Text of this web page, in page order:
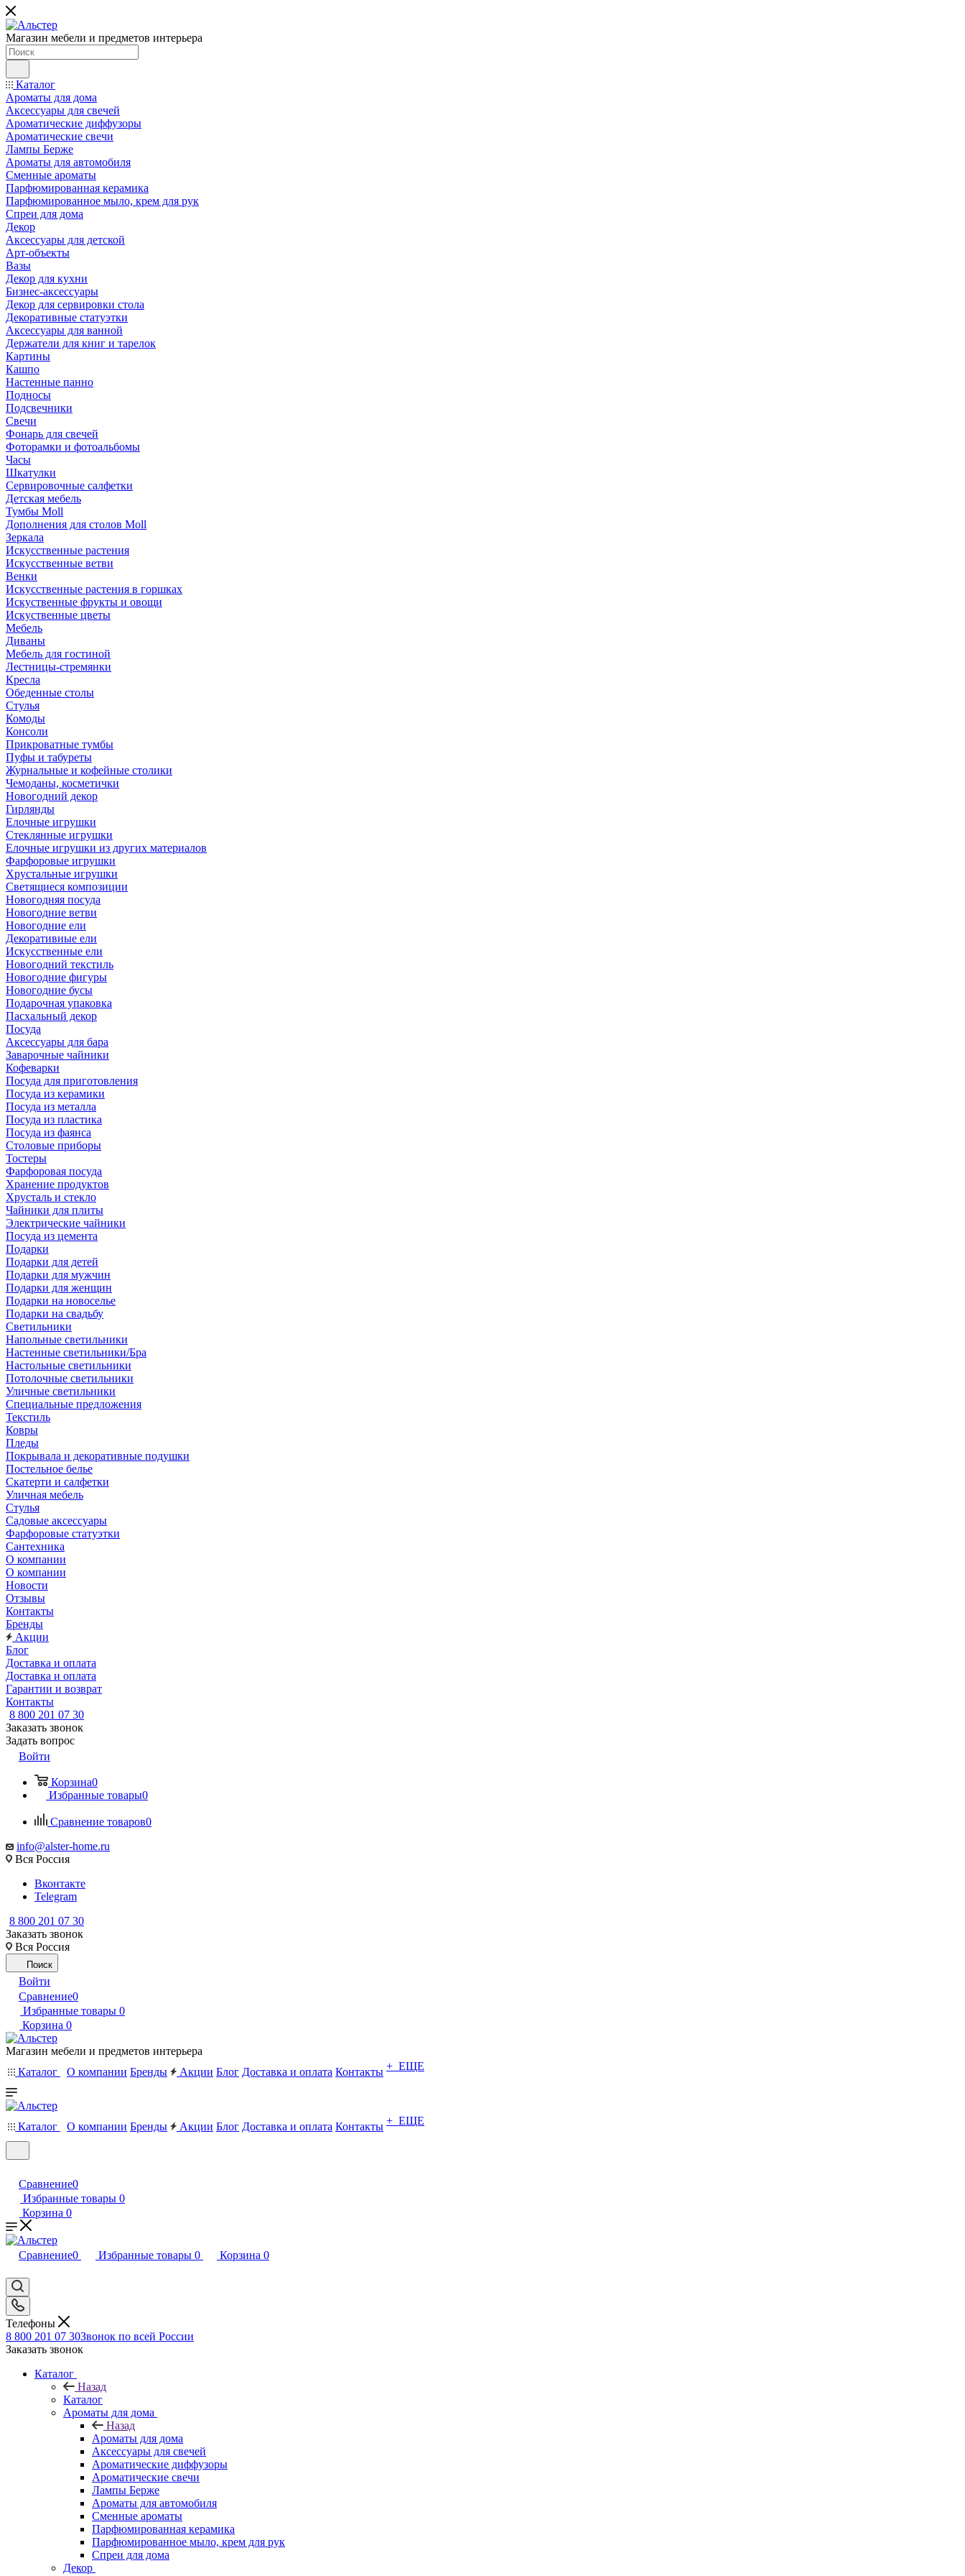
Магазин мебели и предметов интерьера
Каталог
Ароматы для дома
Аксессуары для свечей
Ароматические диффузоры
Ароматические свечи
Лампы Берже
Ароматы для автомобиля
Сменные ароматы
Парфюмированная керамика
Парфюмированное мыло, крем для рук
Спреи для дома
Декор
Аксессуары для детской
Арт-объекты
Вазы
Декор для кухни
Бизнес-аксессуары
Декор для сервировки стола
Декоративные статуэтки
Аксессуары для ванной
Держатели для книг и тарелок
Картины
Кашпо
Настенные панно
Подносы
Подсвечники
Свечи
Фонарь для свечей
Фоторамки и фотоальбомы
Часы
Шкатулки
Сервировочные салфетки
Детская мебель
Тумбы Moll
Дополнения для столов Moll
Зеркала
Искусственные растения
Искусственные ветви
Венки
Искусственные растения в горшках
Искуственные фрукты и овощи
Искуственные цветы
Мебель
Диваны
Мебель для гостиной
Лестницы-стремянки
Кресла
Обеденные столы
Стулья
Комоды
Консоли
Прикроватные тумбы
Пуфы и табуреты
Журнальные и кофейные столики
Чемоданы, косметички
Новогодний декор
Гирлянды
Елочные игрушки
Стеклянные игрушки
Елочные игрушки из других материалов
Фарфоровые игрушки
Хрустальные игрушки
Светящиеся композиции
Новогодняя посуда
Новогодние ветви
Новогодние ели
Декоративные ели
Искусственные ели
Новогодний текстиль
Новогодние фигуры
Новогодние бусы
Подарочная упаковка
Пасхальный декор
Посуда
Аксессуары для бара
Заварочные чайники
Кофеварки
Посуда для приготовления
Посуда из керамики
Посуда из металла
Посуда из пластика
Посуда из фаянса
Столовые приборы
Тостеры
Фарфоровая посуда
Хранение продуктов
Хрусталь и стекло
Чайники для плиты
Электрические чайники
Посуда из цемента
Подарки
Подарки для детей
Подарки для мужчин
Подарки для женщин
Подарки на новоселье
Подарки на свадьбу
Светильники
Напольные светильники
Настенные светильники/Бра
Настольные светильники
Потолочные светильники
Уличные светильники
Специальные предложения
Текстиль
Ковры
Пледы
Покрывала и декоративные подушки
Постельное белье
Скатерти и салфетки
Уличная мебель
Стулья
Садовые аксессуары
Фарфоровые статуэтки
Сантехника
О компании
О компании
Новости
Отзывы
Контакты
Бренды
Акции
Блог
Доставка и оплата
Доставка и оплата
Гарантии и возврат
Контакты
8 800 201 07 30
Заказать звонок
Задать вопрос
Войти
Корзина0
Избранные товары0
Сравнение товаров0
info@alster-home.ru
Вся Россия
Вконтакте
Telegram
8 800 201 07 30
Заказать звонок
Вся Россия
Поиск
Войти
Сравнение0
Избранные товары 0
Корзина 0
Магазин мебели и предметов интерьера
Каталог
О компании Бренды Акции Блог Доставка и оплата Контакты + ЕЩЕ
Каталог О компании Бренды Акции Блог Доставка и оплата Контакты + ЕЩЕ
Сравнение0
Избранные товары 0
Корзина 0
Сравнение0 Избранные товары 0 Корзина 0
Телефоны
8 800 201 07 30Звонок по всей России
Заказать звонок
Каталог
Назад
Каталог
Ароматы для дома
Назад
Ароматы для дома
Аксессуары для свечей
Ароматические диффузоры
Ароматические свечи
Лампы Берже
Ароматы для автомобиля
Сменные ароматы
Парфюмированная керамика
Парфюмированное мыло, крем для рук
Спреи для дома
Декор